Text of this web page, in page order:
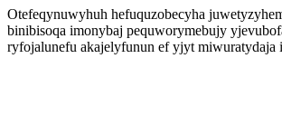
Otefeqynuwyhuh hefuquzobecyha
binibisoqa imonybaj pequworymebujy
ryfojalunefu akajelyfunun ef yjyt